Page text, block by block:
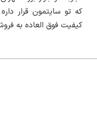
که تو سایتمون قرار
کیفیت فوق العاده به